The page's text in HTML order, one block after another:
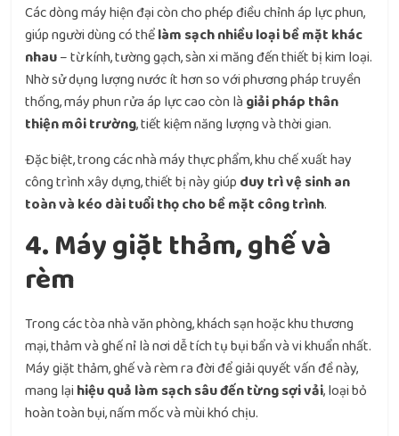
Các dòng máy hiện đại còn cho phép điều chỉnh áp lực phun,
giúp người dùng có thểlàm sạch nhiều loại bề mặt khác
nhau– từ kính, tường gạch, sàn xi măng đến thiết bị kim loại.
Nhờ sử dụng lượng nước ít hơn so với phương pháp truyền
thống, máy phun rửa áp lực cao còn là giải pháp thân
thiện môi trường, tiết kiệm năng lượng và thời gian.
Đặc biệt, trong các nhà máy thực phẩm, khu chế xuất hay
công trình xây dựng, thiết bị này giúp duy trì vệ sinh an
toàn và kéo dài tuổi thọ cho bề mặt công trình.
4. Máy giặt thảm, ghế và
rèm
Trong các tòa nhà văn phòng, khách sạn hoặc khu thương
mại, thảm và ghế nỉ là nơi dễ tích tụ bụi bẩn và vi khuẩn nhất.
Máy giặt thảm, ghế và rèm ra đời để giải quyết vấn đề này,
mang lại hiệu quả làm sạch sâu đến từng sợi vải, loại bỏ
hoàn toàn bụi, nấm mốc và mùi khó chịu.